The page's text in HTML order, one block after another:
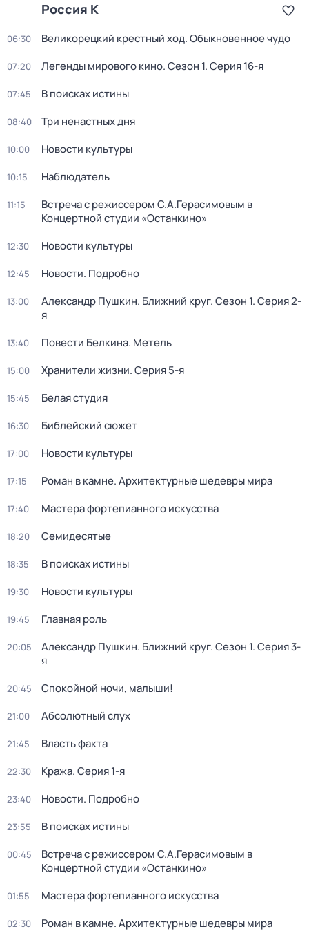
Россия К
06:30 Великорецкий крестный ход. Обыкновенное чудо
07:20 Легенды мирового кино. Сезон 1. Серия 16-я
07:45 В поисках истины
08:40 Три ненастных дня
10:00 Новости культуры
10:15 Наблюдатель
11:15
Встреча с режиссером С.А.Герасимовым в
Концертной студии «Останкино»
12:30 Новости культуры
12:45 Новости. Подробно
13:00 Александр Пушкин. Ближний круг. Сезон 1. Серия 2-
я
13:40 Повести Белкина. Метель
15:00 Хранители жизни. Серия 5-я
15:45 Белая студия
16:30 Библейский сюжет
17:00 Новости культуры
17:15 Роман в камне. Архитектурные шедевры мира
17:40 Мастера фортепианного искусства
18:20 Семидесятые
18:35 В поисках истины
19:30 Новости культуры
19:45 Главная роль
20:05 Александр Пушкин. Ближний круг. Сезон 1. Серия 3-
я
20:45 Спокойной ночи, малыши!
21:00 Абсолютный слух
21:45 Власть факта
22:30 Кража. Серия 1-я
23:40 Новости. Подробно
23:55 В поисках истины
00:45
Встреча с режиссером С.А.Герасимовым в
Концертной студии «Останкино»
01:55 Мастера фортепианного искусства
02:30 Роман в камне. Архитектурные шедевры мира